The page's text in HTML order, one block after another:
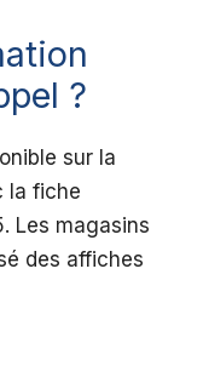
?
sur la
la fiche
Les magasins
des affiches